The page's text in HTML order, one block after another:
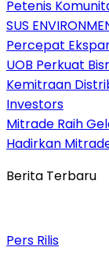
Petenis
SUS
Percepat
UOB Perkuat
Kemitraan
Investors
Mitrade Raih
Hadirkan
Berita Terbaru
Pers Rilis